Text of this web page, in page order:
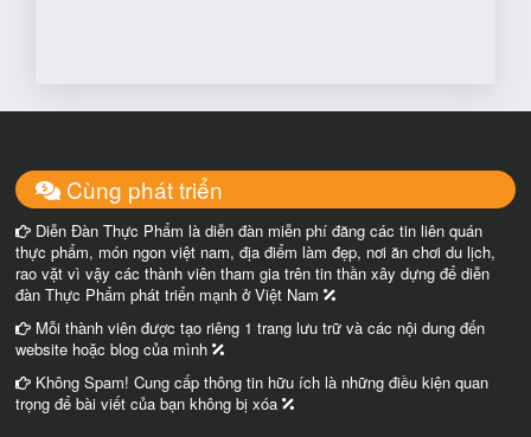
Cùng phát triển
Diễn Đàn Thực Phẩm là diễn đàn miễn phí đăng các tin liên quán
thực phẩm, món ngon việt nam, địa điểm làm đẹp, nơi ăn chơi du lịch,
rao vặt vì vậy các thành viên tham gia trên tin thần xây dựng để diễn
đàn Thực Phẩm phát triển mạnh ở Việt Nam
Mỗi thành viên được tạo riêng 1 trang lưu trữ và các nội dung đến
website hoặc blog của mình
Không Spam! Cung cấp thông tin hữu ích là những điều kiện quan
trọng để bài viết của bạn không bị xóa